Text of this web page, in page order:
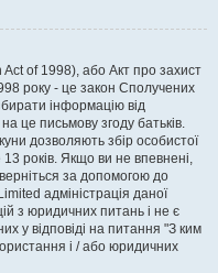
of 1998), або Акт про захист
року - це закон Сполучених
інформацію від
це письмову згоду батьків.
дозволяють збір особистої
13 років. Якщо ви не впевнені,
за допомогою до
адміністрація даної
з юридичних питань і не є
у відповіді на питання "З ким
і / або юридичних